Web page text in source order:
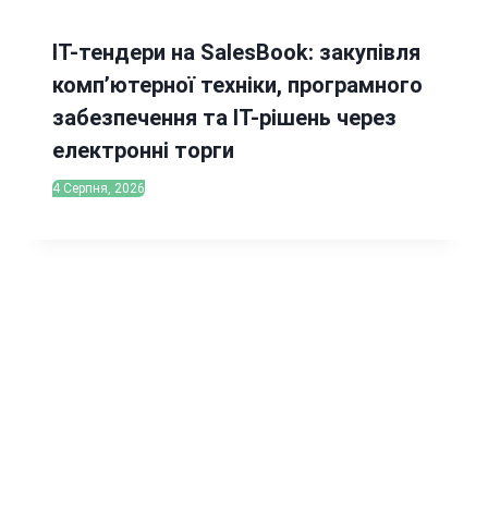
IT-тендери на SalesBook: закупівля
комп’ютерної техніки, програмного
забезпечення та ІТ-рішень через
електронні торги
4 Серпня, 2026